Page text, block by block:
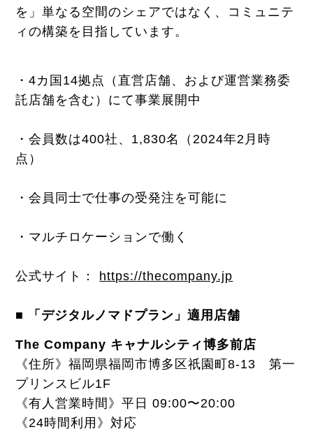
を」単なる空間のシェアではなく、コミュニテ
ィの構築を目指しています。
・4カ国14拠点（直営店舗、および運営業務委
託店舗を含む）にて事業展開中
・会員数は400社、1,830名（2024年2月時
点）
・会員同士で仕事の受発注を可能に
・マルチロケーションで働く
公式サイト： https://thecompany.jp
■ 「デジタルノマドプラン」適用店舗
The Company キャナルシティ博多前店
《住所》福岡県福岡市博多区祇園町8-13 第一
プリンスビル1F
《有人営業時間》平日 09:00〜20:00
《24時間利用》対応